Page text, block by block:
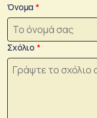
Όνομα
Σχόλιο